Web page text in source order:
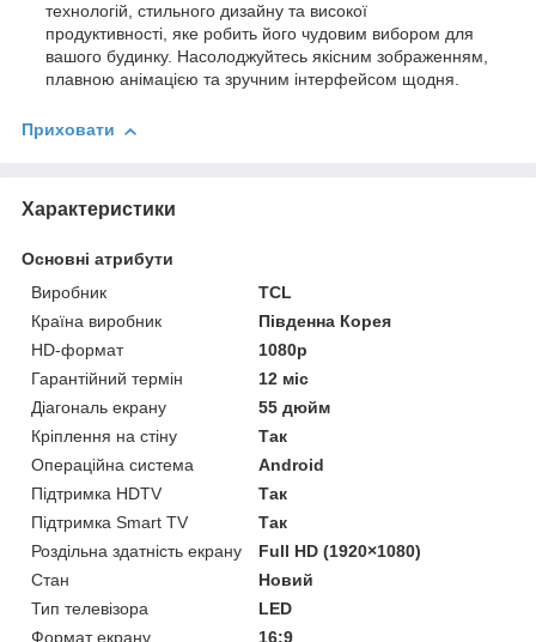
технологій, стильного дизайну та високої
продуктивності, яке робить його чудовим вибором для
вашого будинку. Насолоджуйтесь якісним зображенням,
плавною анімацією та зручним інтерфейсом щодня.
Приховати
Характеристики
Основні атрибути
Виробник
TCL
Країна виробник
Південна Корея
HD-формат
1080р
Гарантійний термін
12 міс
Діагональ екрану
55 дюйм
Кріплення на стіну
Так
Операційна система
Android
Підтримка HDTV
Так
Підтримка Smart TV
Так
Роздільна здатність екрану
Full HD (1920×1080)
Стан
Новий
Тип телевізора
LED
Формат екрану
16:9